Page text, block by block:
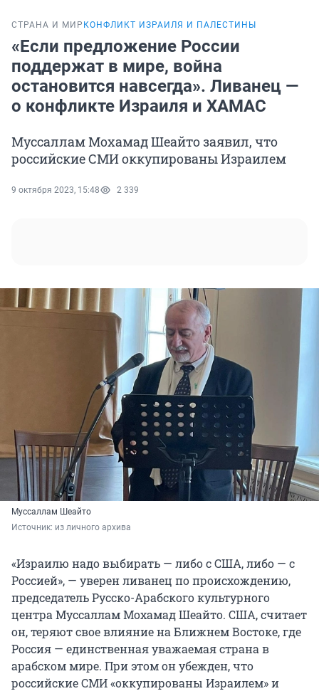
СТРАНА И МИР КОНФЛИКТ ИЗРАИЛЯ И ПАЛЕСТИНЫ
«Если предложение России
поддержат в мире, война
остановится навсегда». Ливанец —
о конфликте Израиля и ХАМАС
Муссаллам Мохамад Шеайто заявил, что
российские СМИ оккупированы Израилем
9 октября 2023, 15:48 2 339
Муссаллам Шеайто
Источник: из личного архива
«Израилю надо выбирать — либо с США, либо — с
Россией», — уверен ливанец по происхождению,
председатель Русско-Арабского культурного
центра Муссаллам Мохамад Шеайто. США, считает
он, теряют свое влияние на Ближнем Востоке, где
Россия — единственная уважаемая страна в
арабском мире. При этом он убежден, что
российские СМИ «оккупированы Израилем» и